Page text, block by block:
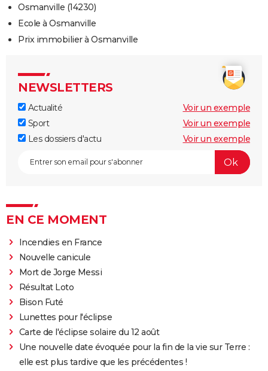
Osmanville (14230)
Ecole à Osmanville
Prix immobilier à Osmanville
NEWSLETTERS
Actualité
Voir un exemple
Sport
Voir un exemple
Les dossiers d'actu
Voir un exemple
EN CE MOMENT
Incendies en France
Nouvelle canicule
Mort de Jorge Messi
Résultat Loto
Bison Futé
Lunettes pour l'éclipse
Carte de l'éclipse solaire du 12 août
Une nouvelle date évoquée pour la fin de la vie sur Terre :
elle est plus tardive que les précédentes !